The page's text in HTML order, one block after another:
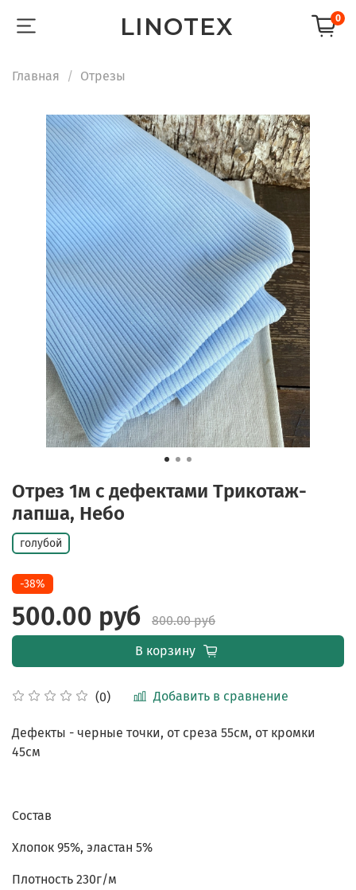
LINOTEX 0
Главная Отрезы
Отрез 1м с дефектами Трикотаж-
лапша, Небо
(0) Добавить в сравнение
голубой
-38%
500.00 руб
800.00 руб
В корзину
Дефекты - черные точки, от среза 55см, от кромки
45см
Состав
Хлопок 95%, эластан 5%
Плотность 230г/м